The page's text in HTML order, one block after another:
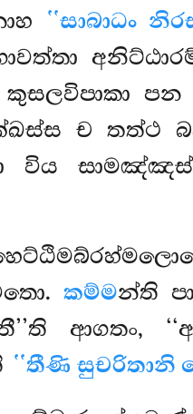
‘‘සාබාධං
පන
ච තත්ථ
විය
කම්මන්ති
ආගතං,
‘‘තීණි